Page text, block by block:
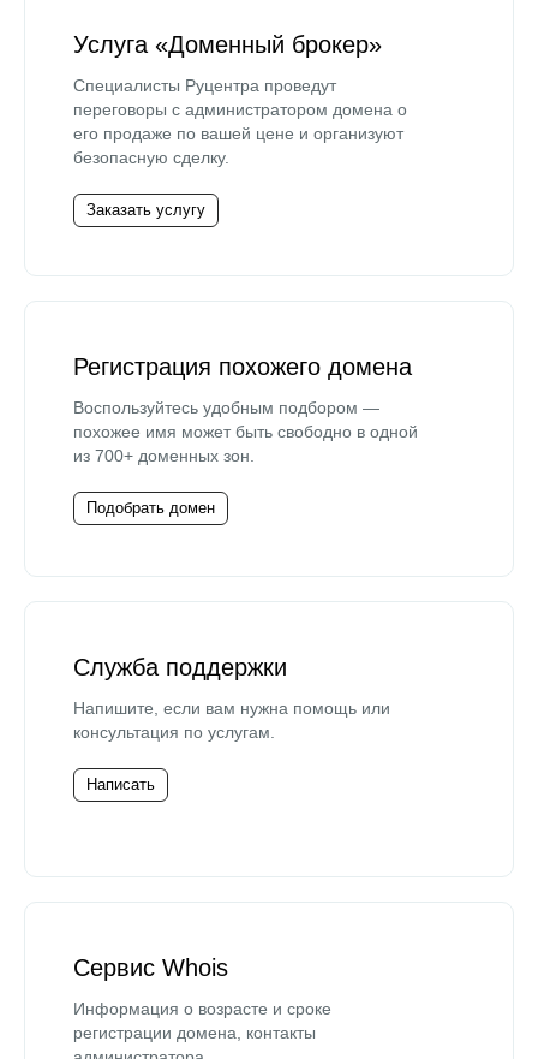
Услуга «Доменный брокер»
Специалисты Руцентра проведут
переговоры с администратором домена о
его продаже по вашей цене и организуют
безопасную сделку.
Заказать услугу
Регистрация похожего домена
Воспользуйтесь удобным подбором —
похожее имя может быть свободно в одной
из 700+ доменных зон.
Подобрать домен
Служба поддержки
Напишите, если вам нужна помощь или
консультация по услугам.
Написать
Сервис Whois
Информация о возрасте и сроке
регистрации домена, контакты